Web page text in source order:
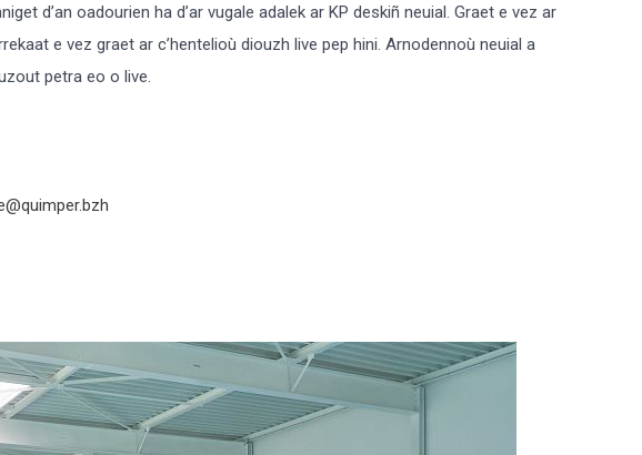
d’an oadourien ha d’ar vugale adalek ar KP deskiñ neuial. Graet e vez ar
e vez graet ar c’hentelioù diouzh live pep hini. Arnodennoù neuial a
petra eo o live.